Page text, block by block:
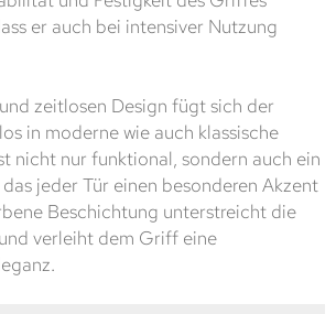
er auch bei intensiver Nutzung
zeitlosen Design fügt sich der
in moderne wie auch klassische
nicht nur funktional, sondern auch ein
jeder Tür einen besonderen Akzent
Beschichtung unterstreicht die
verleiht dem Griff eine